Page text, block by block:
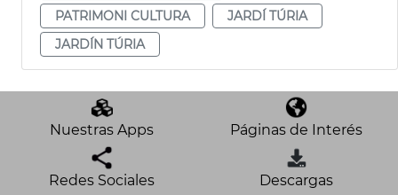
PATRIMONI CULTURA
JARDÍ TÚRIA
JARDÍN TÚRIA
Nuestras Apps Páginas de Interés
Redes Sociales Descargas